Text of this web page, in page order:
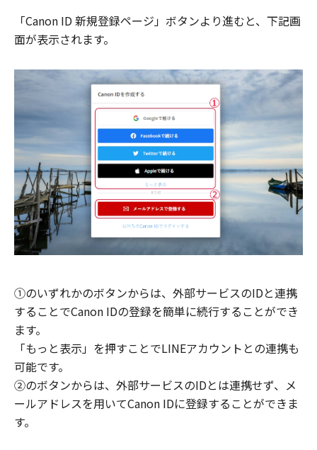
「Canon ID 新規登録ページ」ボタンより進むと、下記画
面が表示されます。
①のいずれかのボタンからは、外部サービスのIDと連携
することでCanon IDの登録を簡単に続行することができ
ます。
「もっと表示」を押すことでLINEアカウントとの連携も
可能です。
②のボタンからは、外部サービスのIDとは連携せず、メ
ールアドレスを用いてCanon IDに登録することができま
す。